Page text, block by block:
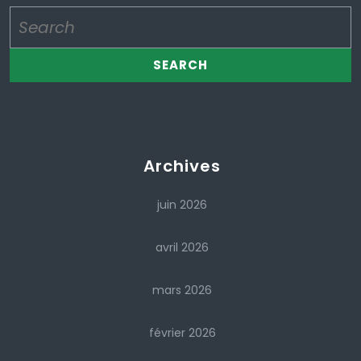
for:
Archives
juin 2026
avril 2026
mars 2026
février 2026